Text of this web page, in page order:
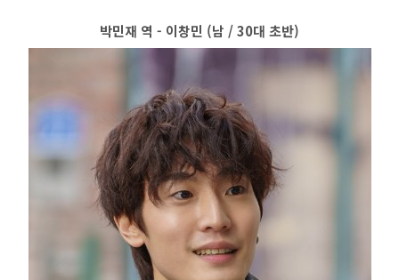
박민재 역 - 이창민 (남 / 30대 초반)